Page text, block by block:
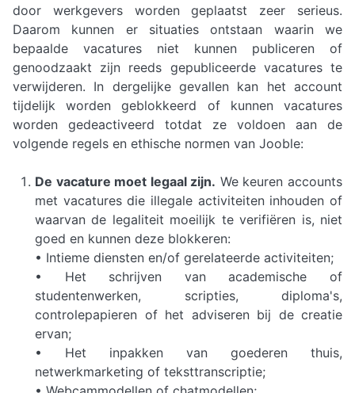
door werkgevers worden geplaatst zeer serieus.
Daarom kunnen er situaties ontstaan waarin we
bepaalde vacatures niet kunnen publiceren of
genoodzaakt zijn reeds gepubliceerde vacatures te
verwijderen. In dergelijke gevallen kan het account
tijdelijk worden geblokkeerd of kunnen vacatures
worden gedeactiveerd totdat ze voldoen aan de
volgende regels en ethische normen van Jooble:
De vacature moet legaal zijn. We keuren accounts
met vacatures die illegale activiteiten inhouden of
waarvan de legaliteit moeilijk te verifiëren is, niet
goed en kunnen deze blokkeren:
• Intieme diensten en/of gerelateerde activiteiten;
• Het schrijven van academische of
studentenwerken, scripties, diploma's,
controlepapieren of het adviseren bij de creatie
ervan;
• Het inpakken van goederen thuis,
netwerkmarketing of teksttranscriptie;